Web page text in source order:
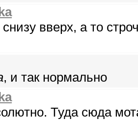
вверх, а то
, и так нормально
Туда сюда